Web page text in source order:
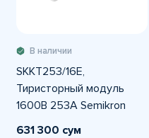
В наличии
SKKT253/16E,
Тиристорный модуль
1600В 253А Semikron
631 300 сум